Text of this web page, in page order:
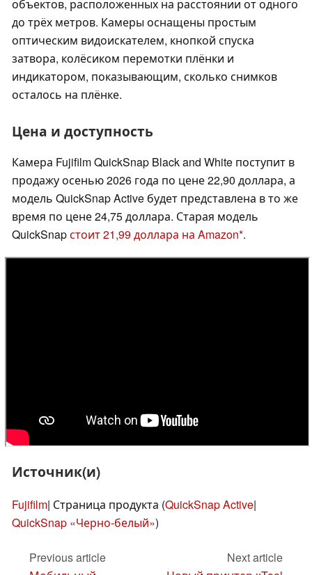
объектов, расположенных на расстоянии от одного
до трёх метров. Камеры оснащены простым
оптическим видоискателем, кнопкой спуска
затвора, колёсиком перемотки плёнки и
индикатором, показывающим, сколько снимков
осталось на плёнке.
Цена и доступность
Камера Fujifilm QuickSnap Black and White поступит в
продажу осенью 2026 года по цене 22,90 доллара, а
модель QuickSnap Active будет представлена в то же
время по цене 24,75 доллара. Старая модель
QuickSnapстоит 21,99 доллара на Amazon .
Источник(и)
Fujifilm| Страница продукта (QuickSnap Active|
QuickSnap «Черно-белый»)
Previous article
Next article